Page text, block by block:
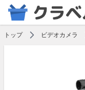
トップ ビデオカメラ